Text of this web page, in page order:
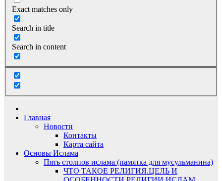
Exact matches only
Search in title
Search in content
Главная
Новости
Контакты
Карта сайта
Основы Ислама
Пять столпов ислама (памятка для мусульманина)
ЧТО ТАКОЕ РЕЛИГИЯ.ЦЕЛЬ И